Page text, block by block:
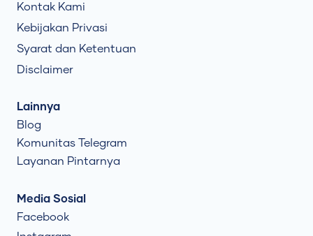
Kontak Kami
Kebijakan Privasi
Syarat dan Ketentuan
Disclaimer
Lainnya
Blog
Komunitas Telegram
Layanan Pintarnya
Media Sosial
Facebook